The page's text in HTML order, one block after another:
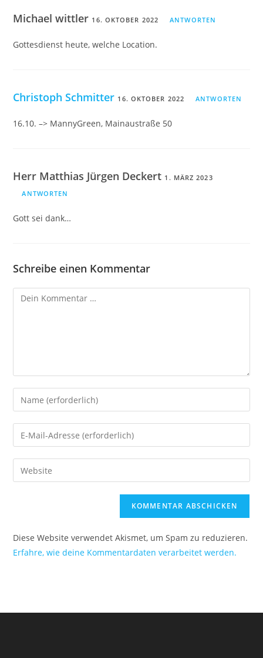
Michael wittler 16. OKTOBER 2022 ANTWORTEN
Gottesdienst heute, welche Location.
Christoph Schmitter 16. OKTOBER 2022 ANTWORTEN
16.10. –> MannyGreen, Mainaustraße 50
Herr Matthias Jürgen Deckert 1. MÄRZ 2023
ANTWORTEN
Gott sei dank…
Schreibe einen Kommentar
Diese Website verwendet Akismet, um Spam zu reduzieren.
Erfahre, wie deine Kommentardaten verarbeitet werden.